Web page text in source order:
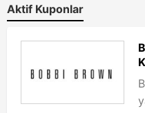
Aktif Kuponlar